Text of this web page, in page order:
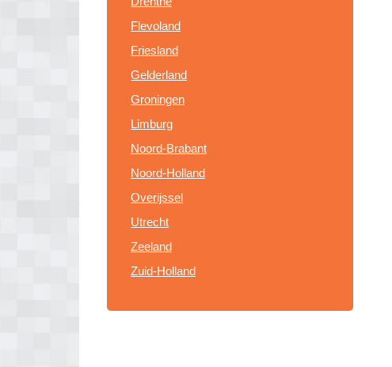
Flevoland
Friesland
Gelderland
Groningen
Limburg
Noord-Brabant
Noord-Holland
Overijssel
Utrecht
Zeeland
Zuid-Holland